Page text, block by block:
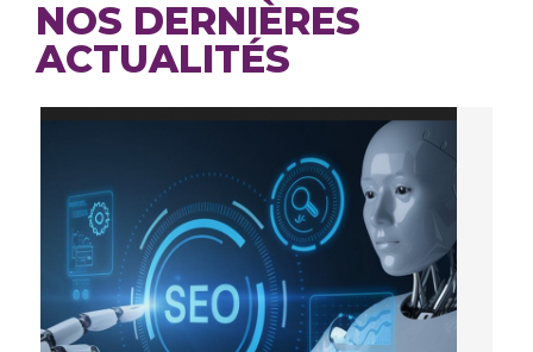
NOS DERNIÈRES
ACTUALITÉS